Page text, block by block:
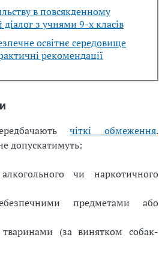
в повсякденному
з учнями 9-х класів
освітнє середовище
рекомендації
чіткі обмеження.
допускатимуть:
чи наркотичного
предметами або
тваринами (за винятком собак-